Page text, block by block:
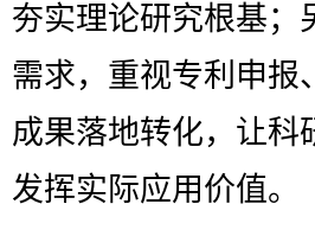
夯实理论研究根基；
需求，重视专利申报
成果落地转化，让科
发挥实际应用价值。